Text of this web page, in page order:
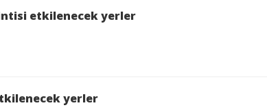
KIŞLA Mah. 2. SEZER Sk.,MERKEZ KIŞLA
arasında Bakım Çalışması Sebebi ile
etkilenecek yerler
yerler